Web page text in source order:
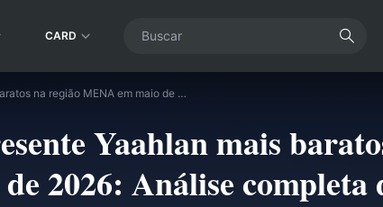
CARD
Cartões-presente Yaahlan mais baratos na região MENA em maio de 2026: Análise completa de preços e CPG
Yaahlan mais
2026: Análise completa